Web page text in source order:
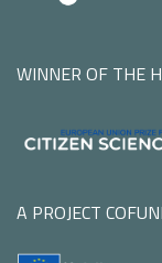
WINNER OF THE
A PROJECT